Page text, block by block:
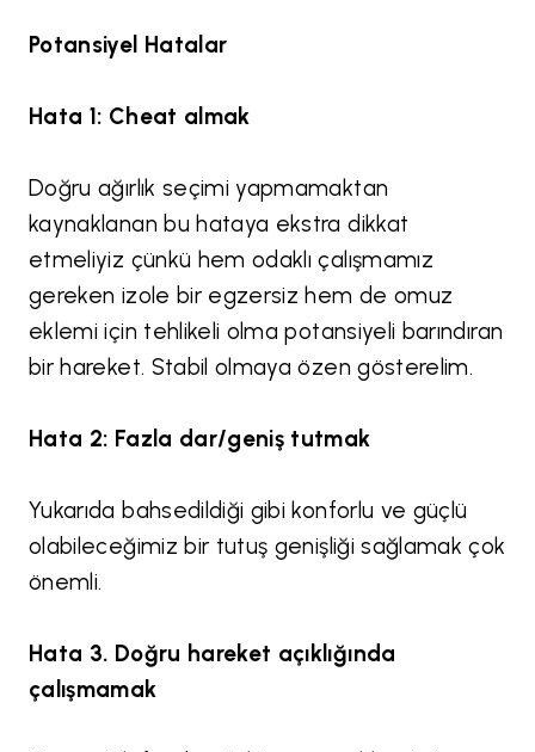
Potansiyel Hatalar
Hata 1: Cheat almak
Doğru ağırlık seçimi yapmamaktan
kaynaklanan bu hataya ekstra dikkat
etmeliyiz çünkü hem odaklı çalışmamız
gereken izole bir egzersiz hem de omuz
eklemi için tehlikeli olma potansiyeli barındıran
bir hareket. Stabil olmaya özen gösterelim.
Hata 2: Fazla dar/geniş tutmak
Yukarıda bahsedildiği gibi konforlu ve güçlü
olabileceğimiz bir tutuş genişliği sağlamak çok
önemli.
Hata 3. Doğru hareket açıklığında
çalışmamak